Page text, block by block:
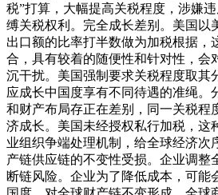
税”打算，大幅提高关税程度，涉嫌
缚关税权利。完全成长差别。美国以
出口额的比率打半数做为加税根据，
合，具有较着的随便性和针对性，会
沉干扰。美国强制要求关税程度取其
应成长中国度享有不同待遇的准绳。
和财产布局存正在差别，同一关税程
济成长。美国未经授权私行加税，这
业组织争端处理机制，给全球经济次
产链供应链的不变性受损。企业调整
断链风险。企业为了降低成本，可能